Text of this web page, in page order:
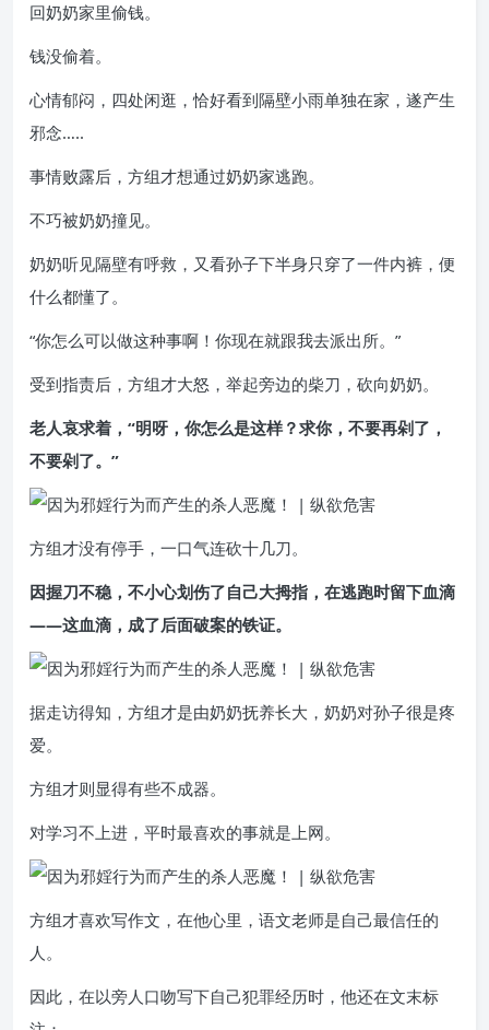
回奶奶家里偷钱。
钱没偷着。
心情郁闷，四处闲逛，恰好看到隔壁小雨单独在家，遂产生
邪念…..
事情败露后，方组才想通过奶奶家逃跑。
不巧被奶奶撞见。
奶奶听见隔壁有呼救，又看孙子下半身只穿了一件内裤，便
什么都懂了。
“你怎么可以做这种事啊！你现在就跟我去派出所。”
受到指责后，方组才大怒，举起旁边的柴刀，砍向奶奶。
老人哀求着，“明呀，你怎么是这样？求你，不要再剁了，
不要剁了。”
方组才没有停手，一口气连砍十几刀。
因握刀不稳，不小心划伤了自己大拇指，在逃跑时留下血滴
——这血滴，成了后面破案的铁证。
据走访得知，方组才是由奶奶抚养长大，奶奶对孙子很是疼
爱。
方组才则显得有些不成器。
对学习不上进，平时最喜欢的事就是上网。
方组才喜欢写作文，在他心里，语文老师是自己最信任的
人。
因此，在以旁人口吻写下自己犯罪经历时，他还在文末标